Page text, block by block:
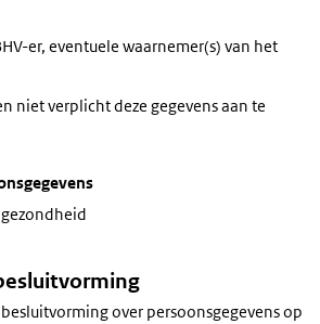
er, eventuele waarnemer(s) van het
niet verplicht deze gegevens aan te
over persoonsgegevens op